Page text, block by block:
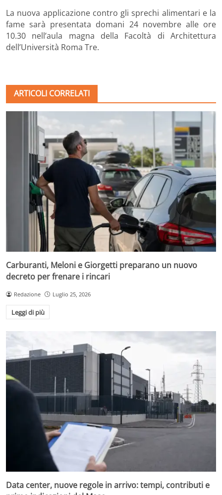
La nuova applicazione contro gli sprechi alimentari e la
fame sarà presentata domani 24 novembre alle ore
10.30 nell’aula magna della Facoltà di Architettura
dell’Università Roma Tre.
ARTICOLI CORRELATI
Carburanti, Meloni e Giorgetti preparano un nuovo
decreto per frenare i rincari
Redazione Luglio 25, 2026
Leggi di più
Data center, nuove regole in arrivo: tempi, contributi e